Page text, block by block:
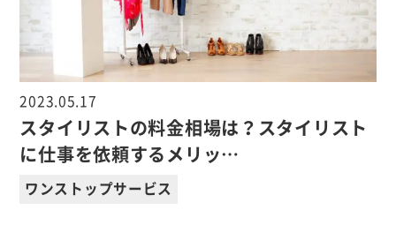
2023.05.17
スタイリストの料金相場は？スタイリスト
に仕事を依頼するメリッ…
ワンストップサービス